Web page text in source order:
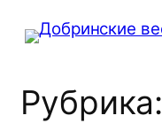
Перейти
Рубрика: